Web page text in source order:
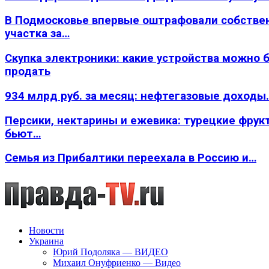
В Подмосковье впервые оштрафовали
участка за…
Скупка электроники: какие устройства можно
продать
934 млрд руб. за месяц: нефтегазовые
Персики, нектарины и ежевика: турецкие
бьют…
Семья из Прибалтики переехала в Россию и…
Новости
Украина
Юрий Подоляка — ВИДЕО
Михаил Онуфриенко — Видео